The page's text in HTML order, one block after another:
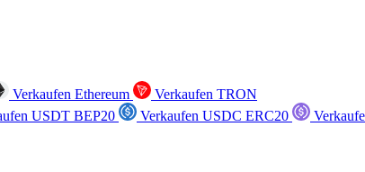
Verkaufen Ethereum
Verkaufen TRON
USDT BEP20 Verkaufen USDC ERC20